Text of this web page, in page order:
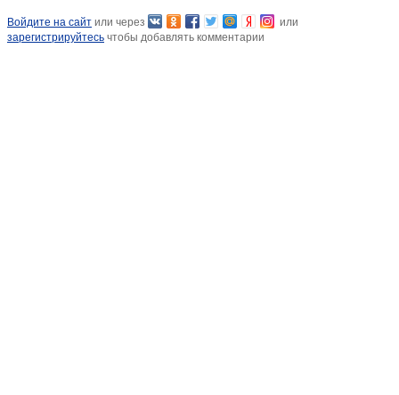
Войдите на сайт или через
или
зарегистрируйтесь чтобы добавлять комментарии